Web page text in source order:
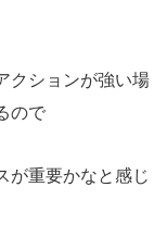
クションが強い場
ので
が重要かなと感じ